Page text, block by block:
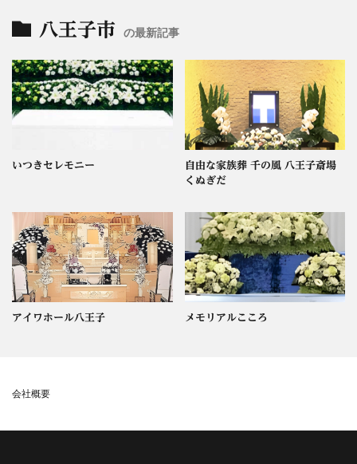
八王子市 の最新記事
いつきセレモニー
自由な家族葬 千の風 八王子斎場
くぬぎだ
アイワホール八王子 メモリアルこころ
会社概要